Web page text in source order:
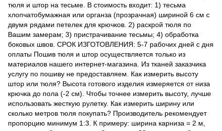
тюля и штор на тесьме. В стоимость входит: 1) тесьма
хлопчатобумажная или органза (прозрачная) шириной 6 см с
двумя рядами петелек для крючков. 2) раскрой тюля по
Вашим замерам; 3) пристрачивание тесьмы; 4) обработка
боковых швов. СРОК ИЗГОТОВЛЕНИЯ: 5-7 рабочих дней с дня
оплаты Пошив тюля и штор осуществляется только из
материалов нашего интернет-магазина. Из тканей заказчика
услугу по пошиву не предоставляем. Как измерить высоту
штор или тюля? Высота готового изделия измеряется от низа
крючка до пола (-2 см). Чтобы точнее измерить высоту, лучше
использовать жесткую рулетку. Как измерить ширину или
сколько метров тюля покупать? Производитель рекомендует
пропорцию минимум 1:3. К примеру: ширина карниза = 2 м,